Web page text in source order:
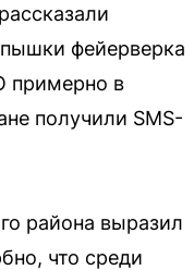
фейерверка
примерно в
получили SMS-
района выразил
что среди